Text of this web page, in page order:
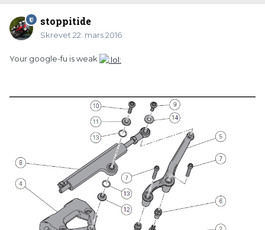
stoppitide
Skrevet22. mars 2016
Your google-fu is weak